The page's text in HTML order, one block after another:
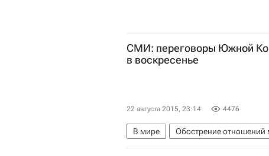
СМИ: переговоры Южной
в воскресенье
22 августа 2015, 23:14 4476
В мире Обострение
Азия
Весь мир